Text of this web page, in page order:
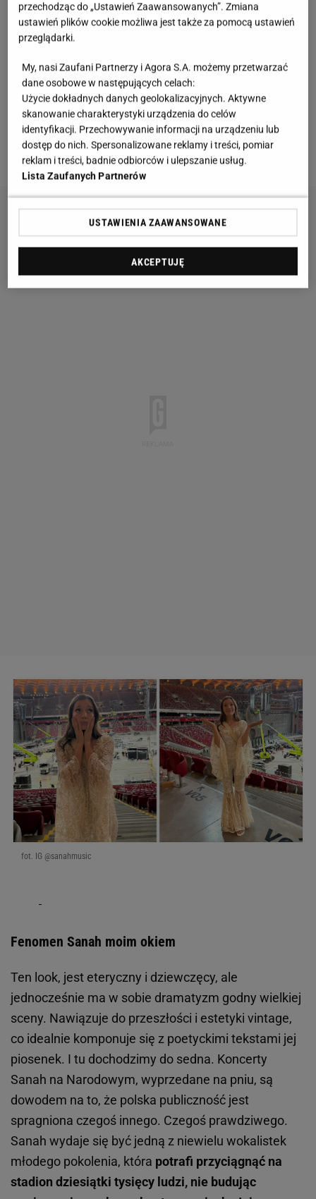
pants). To bezpośrednie i bardzo świadome
nawiązanie do estetyki lat 70.
i klimatu dzieci
zwiewne rękawy narzutki były wykonane z
delikatnej, niemal transparentnej koronki, która przy
każdym ruchu pięknie pracowała w scenicznym
świetle. Całość uzupełniały proste, białe sandałki.
Moim zdaniem to był najpiękniejszy look z koncertu!
fot. IG @sanahmusic
Fenomen Sanah moim okiem
Ten look, jest eteryczny i dziewczęcy, ale
jednocześnie ma w sobie dramatyzm godny wielkiej
sceny. Nawiązuje do przeszłości i estetyki vintage,
co idealnie komponuje się z poetyckimi tekstami jej
piosenek. I tu dochodzimy do sedna. Koncerty
Sanah na Narodowym, wyprzedane na pniu, są
dowodem na to, że polska publiczność jest
spragniona czegoś innego. Czegoś prawdziwego.
Sanah wydaje się być jedną z niewielu wokalistek
młodego pokolenia, która potrafi przyciągnąć na
stadion dziesiątki tysięcy ludzi, nie budując
przechodząc do „Ustawień Zaawansowanych”. Zmiana
ustawień plików cookie możliwa jest także za pomocą ustawień
przeglądarki.
My, nasi Zaufani Partnerzy i Agora S.A. możemy przetwarzać
dane osobowe w następujących celach:
Użycie dokładnych danych geolokalizacyjnych. Aktywne
skanowanie charakterystyki urządzenia do celów
identyfikacji. Przechowywanie informacji na urządzeniu lub
dostęp do nich. Spersonalizowane reklamy i treści, pomiar
reklam i treści, badnie odbiorców i ulepszanie usług.
Lista Zaufanych Partnerów
USTAWIENIA ZAAWANSOWANE
AKCEPTUJĘ